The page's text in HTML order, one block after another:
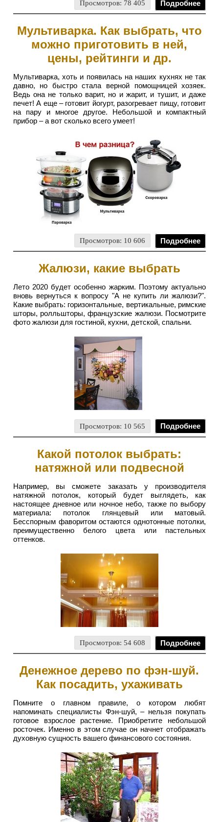
Просмотров: 78 405 Подробнее
Мультиварка. Как выбрать, что
можно приготовить в ней,
цены, рейтинги и др.
Мультиварка, хоть и появилась на наших кухнях не так
давно, но быстро стала верной помощницей хозяек.
Ведь она не только варит, но и жарит, и тушит, и даже
печет! А еще – готовит йогурт, разогревает пищу, готовит
на пару и многое другое. Небольшой и компактный
прибор – а вот сколько всего умеет!
Просмотров: 10 606 Подробнее
Жалюзи, какие выбрать
Лето 2020 будет особенно жарким. Поэтому актуально
вновь вернуться к вопросу "А не купить ли жалюзи?".
Какие выбрать: горизонтальные, вертикальные, римские
шторы, ролльшторы, французские жалюзи. Посмотрите
фото жалюзи для гостиной, кухни, детской, спальни.
Просмотров: 10 565 Подробнее
Какой потолок выбрать:
натяжной или подвесной
Например, вы сможете заказать у производителя
натяжной потолок, который будет выглядеть, как
настоящее дневное или ночное небо, также по выбору
материала: потолок глянцевый или матовый.
Бесспорным фаворитом остаются однотонные потолки,
преимущественно белого цвета или пастельных
оттенков.
Просмотров: 54 608 Подробнее
Денежное дерево по фэн-шуй.
Как посадить, ухаживать
Помните о главном правиле, о котором любят
напоминать специалисты Фэн-шуй, – нельзя покупать
готовое взрослое растение. Приобретите небольшой
росточек. Именно в этом случае он начнет отображать
духовную сущность вашего финансового состояния.